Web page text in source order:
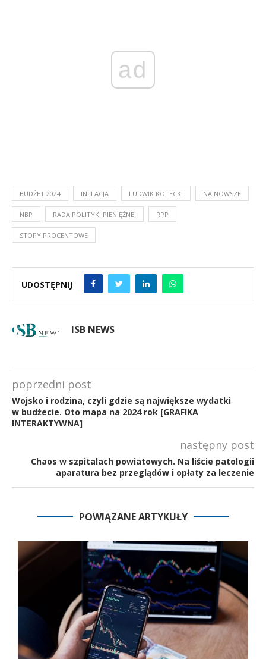
ad
BUDŻET 2024 INFLACJA LUDWIK KOTECKI NAJNOWSZE
NBP RADA POLITYKI PIENIĘŻNEJ RPP
STOPY PROCENTOWE
UDOSTĘPNIJ
ISB NEWS
poprzedni post
Wojsko i rodzina, czyli gdzie są największe wydatki
w budżecie. Oto mapa na 2024 rok [GRAFIKA
INTERAKTYWNA]
następny post
Chaos w szpitalach powiatowych. Na liście patologii
aparatura bez przeglądów i opłaty za leczenie
POWIĄZANE ARTYKUŁY